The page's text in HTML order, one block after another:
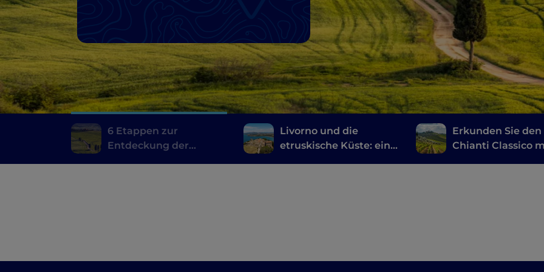
6 Etappen zur
Entdeckung der
Livorno und die
etruskische Küste: eine
Erkunden Sie den
Chianti Classico